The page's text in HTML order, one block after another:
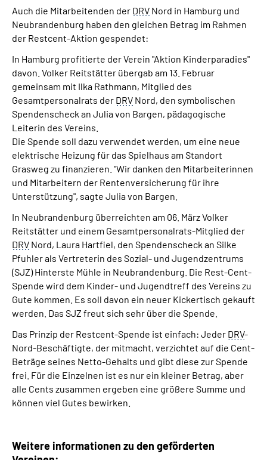
Auch die Mitarbeitenden der DRV Nord in Hamburg und
Neubrandenburg haben den gleichen Betrag im Rahmen
der Restcent-Aktion gespendet:
In Hamburg profitierte der Verein "Aktion Kinderparadies"
davon. Volker Reitstätter übergab am 13. Februar
gemeinsam mit Ilka Rathmann, Mitglied des
Gesamtpersonalrats der DRV Nord, den symbolischen
Spendenscheck an Julia von Bargen, pädagogische
Leiterin des Vereins.
Die Spende soll dazu verwendet werden, um eine neue
elektrische Heizung für das Spielhaus am Standort
Grasweg zu finanzieren. "Wir danken den Mitarbeiterinnen
und Mitarbeitern der Rentenversicherung für ihre
Unterstützung", sagte Julia von Bargen.
In Neubrandenburg überreichten am 06. März Volker
Reitstätter und einem Gesamtpersonalrats-Mitglied der
DRV Nord, Laura Hartfiel, den Spendenscheck an Silke
Pfuhler als Vertreterin des Sozial- und Jugendzentrums
(SJZ) Hinterste Mühle in Neubrandenburg. Die Rest-Cent-
Spende wird dem Kinder- und Jugendtreff des Vereins zu
Gute kommen. Es soll davon ein neuer Kickertisch gekauft
werden. Das SJZ freut sich sehr über die Spende.
Das Prinzip der Restcent-Spende ist einfach: Jeder DRV-
Nord-Beschäftigte, der mitmacht, verzichtet auf die Cent-
Beträge seines Netto-Gehalts und gibt diese zur Spende
frei. Für die Einzelnen ist es nur ein kleiner Betrag, aber
alle Cents zusammen ergeben eine größere Summe und
können viel Gutes bewirken.
Weitere informationen zu den geförderten